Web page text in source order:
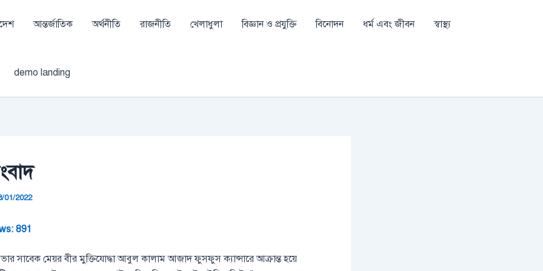
আন্তর্জাতিক অর্থনীতি রাজনীতি খেলাধুলা বিজ্ঞান ও প্রযুক্তি বিনোদন ধর্ম এবং জীবন স্বাস্থ্য
demo landing
01/2022
891
সাবেক মেয়র বীর মুক্তিযোদ্ধা আবুল কালাম আজাদ ফুসফুস ক্যান্সারে আক্রান্ত হয়ে